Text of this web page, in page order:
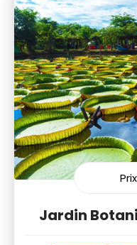
Prix
Jardin